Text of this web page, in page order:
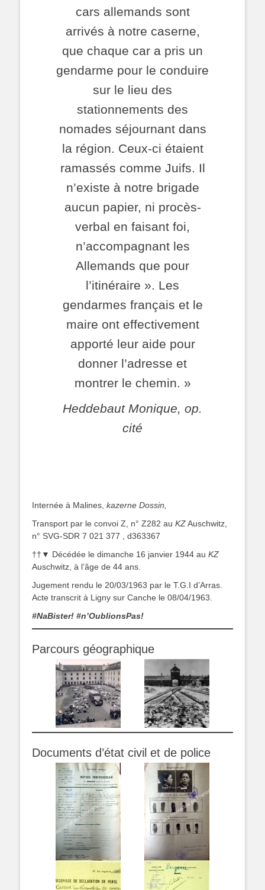
cars allemands sont
arrivés à notre caserne,
que chaque car a pris un
gendarme pour le conduire
sur le lieu des
stationnements des
nomades séjournant dans
la région. Ceux-ci étaient
ramassés comme Juifs. Il
n’existe à notre brigade
aucun papier, ni procès-
verbal en faisant foi,
n’accompagnant les
Allemands que pour
l’itinéraire ». Les
gendarmes français et le
maire ont effectivement
apporté leur aide pour
donner l’adresse et
montrer le chemin. »
Heddebaut Monique, op.
cité
Internée à Malines, kazerne Dossin,
Transport par le convoi Z, n° Z282 au KZAuschwitz,
n° SVG-SDR 7 021 377 , d363367
††▼ Décédée le dimanche 16 janvier 1944 au KZ
Auschwitz, à l’âge de 44 ans.
Jugement rendu le 20/03/1963 par le T.G.I d’Arras.
Acte transcrit à Ligny sur Canche le 08/04/1963.
#NaBister! #n’OublionsPas!
Parcours géographique
Documents d’état civil et de police